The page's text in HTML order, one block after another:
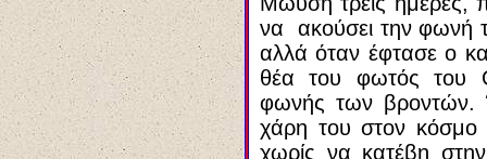
να ακούσει την φωνή
αλλά όταν έφτασε ο
θέα του φωτός του
φωνής των βροντών.
χάρη του στον κόσμο
χωρίς να κατέβη